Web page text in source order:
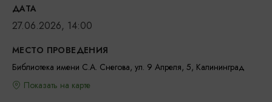
ДАТА
27.06.2026, 14:00
МЕСТО ПРОВЕДЕНИЯ
Библиотека имени С.A. Снегова, ул. 9 Апреля, 5, Калининград
Показать на карте